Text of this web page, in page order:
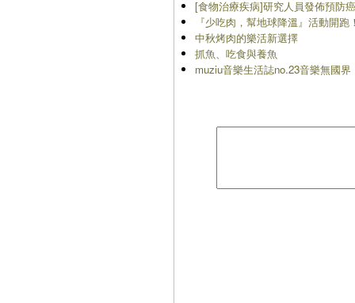
[食物治療疾病]研究人員發佈預防
『少吃肉，幫地球降溫』活動開
中秋烤肉的樂活新選擇
抓魚、吃食與養魚
muziu音樂生活誌no.23音樂無國